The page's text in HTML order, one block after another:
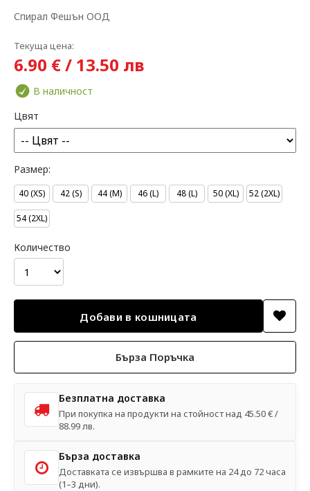
Спирал Фешън ООД
Текуща цена:
6.90 € / 13.50 лв
В наличност
Цвят
Размер:
40 (XS) 42 (S) 44 (M) 46 (L) 48 (L) 50 (XL) 52 (2XL)
54 (2XL)
Количество
Бърза Поръчка
Безплатна доставка
При покупка на продукти на стойност над 45.50 € /
88.99 лв.
Бърза доставка
Доставката се извършва в рамките на 24 до 72 часа
(1–3 дни).